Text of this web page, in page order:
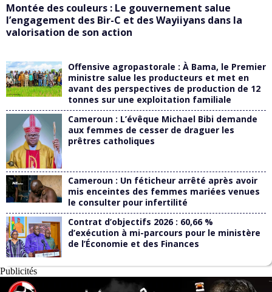
Montée des couleurs : Le gouvernement salue
l’engagement des Bir-C et des Wayiiyans dans la
valorisation de son action
Offensive agropastorale : À Bama, le Premier
ministre salue les producteurs et met en
avant des perspectives de production de 12
tonnes sur une exploitation familiale
Cameroun : L’évêque Michael Bibi demande
aux femmes de cesser de draguer les
prêtres catholiques
Cameroun : Un féticheur arrêté après avoir
mis enceintes des femmes mariées venues
le consulter pour infertilité
Contrat d’objectifs 2026 : 60,66 %
d’exécution à mi-parcours pour le ministère
de l’Économie et des Finances
Publicités